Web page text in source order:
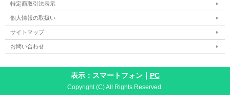
特定商取引法表示
個人情報の取扱い
サイトマップ
お問い合わせ
表示：スマートフォン｜ PC
Copyright (C) All Rights Reserved.